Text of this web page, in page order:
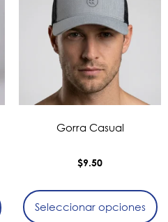
Gorra Casual
$9.50
Seleccionar opciones